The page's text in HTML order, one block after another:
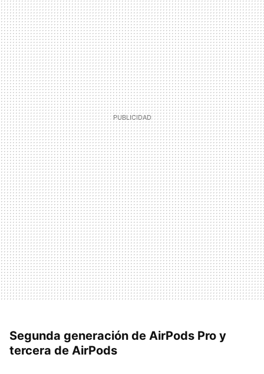
Segunda generación de AirPods Pro y
tercera de AirPods